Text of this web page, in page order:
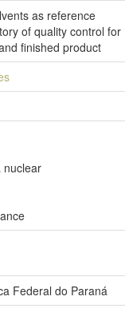
as reference
of quality control for
finished product
nuclear
Federal do Paraná